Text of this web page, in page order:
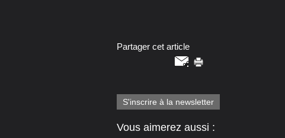
Partager cet article
S'inscrire à la newsletter
Vous aimerez aussi :